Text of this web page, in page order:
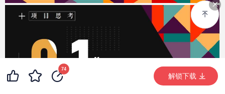
99+
解锁下载 (3590次)
74
解锁下载